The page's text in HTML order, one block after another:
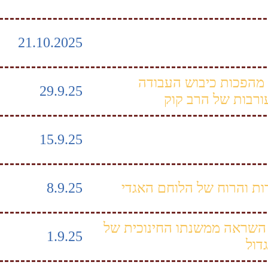
21.10.2025
מהפכות כיבוש העבודה
של הרב קוק
29.9.25
15.9.25
והרוח של הלוחם האגדי 8.9.25
ממשנתו החינוכית של
1.9.25